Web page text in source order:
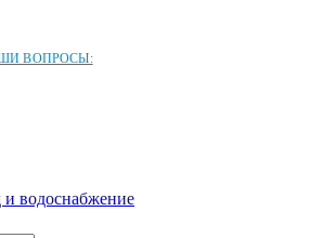
ВОПРОСЫ: